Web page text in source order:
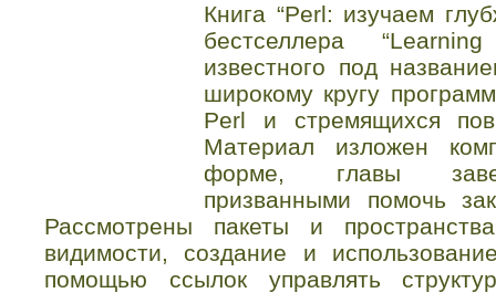
Книга “Perl: изучаем
бестселлера
известного под
широкому кругу
Perl и стремящихся
Материал изложен
форме, главы
призванными помочь
Рассмотрены пакеты и
видимости, создание и
помощью ссылок управлять